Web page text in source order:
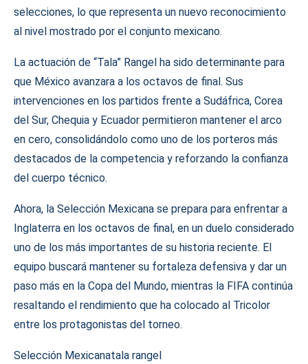
selecciones, lo que representa un nuevo reconocimiento
al nivel mostrado por el conjunto mexicano.
La actuación de “Tala” Rangel ha sido determinante para
que México avanzara a los octavos de final. Sus
intervenciones en los partidos frente a Sudáfrica, Corea
del Sur, Chequia y Ecuador permitieron mantener el arco
en cero, consolidándolo como uno de los porteros más
destacados de la competencia y reforzando la confianza
del cuerpo técnico.
Ahora, la Selección Mexicana se prepara para enfrentar a
Inglaterra en los octavos de final, en un duelo considerado
uno de los más importantes de su historia reciente. El
equipo buscará mantener su fortaleza defensiva y dar un
paso más en la Copa del Mundo, mientras la FIFA continúa
resaltando el rendimiento que ha colocado al Tricolor
entre los protagonistas del torneo.
Selección Mexicanatala rangel